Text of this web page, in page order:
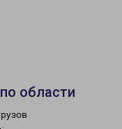
области